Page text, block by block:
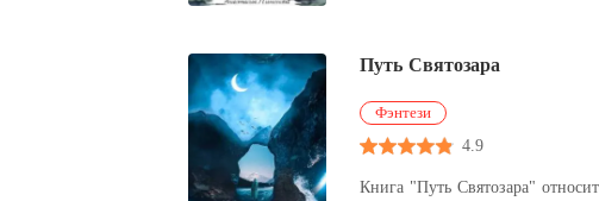
Путь Святозара
Фэнтези
4.9
Книга "Путь Святозара"